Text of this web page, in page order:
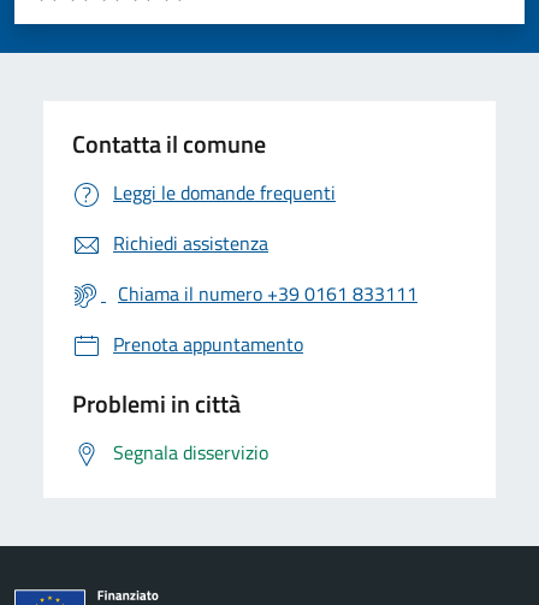
Valuta 5 stelle su 5
Valuta 4 stelle su 5
Valuta 3 stelle su 5
Valuta 2 stelle su 5
Valuta 1 stelle su 5
Contatta il comune
Leggi le domande frequenti
Richiedi assistenza
Chiama il numero +39 0161 833111
Prenota appuntamento
Problemi in città
Segnala disservizio